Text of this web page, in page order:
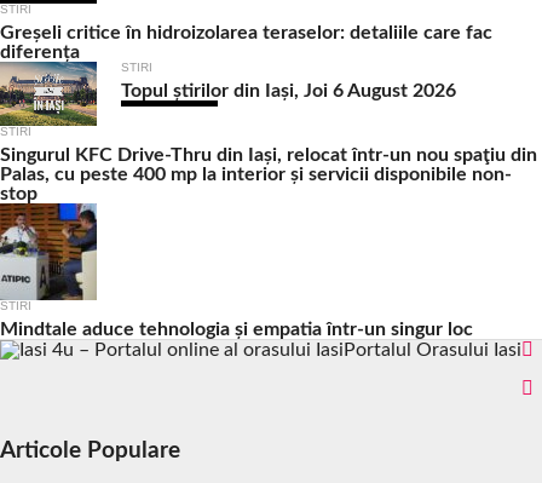
STIRI
Greșeli critice în hidroizolarea teraselor: detaliile care fac
diferența
STIRI
Topul știrilor din Iași, Joi 6 August 2026
STIRI
Singurul KFC Drive-Thru din Iași, relocat într-un nou spaţiu din
Palas, cu peste 400 mp la interior și servicii disponibile non-
stop
STIRI
Mindtale aduce tehnologia și empatia într-un singur loc
Portalul Orasului Iasi
Articole Populare